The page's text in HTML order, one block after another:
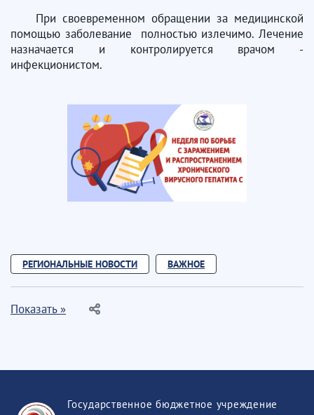
При своевременном обращении за медицинской
помощью заболевание полностью излечимо. Лечение
назначается и контролируется врачом -
инфекционистом.
РЕГИОНАЛЬНЫЕ НОВОСТИ ВАЖНОЕ
Показать »
Государственное бюджетное учреждение